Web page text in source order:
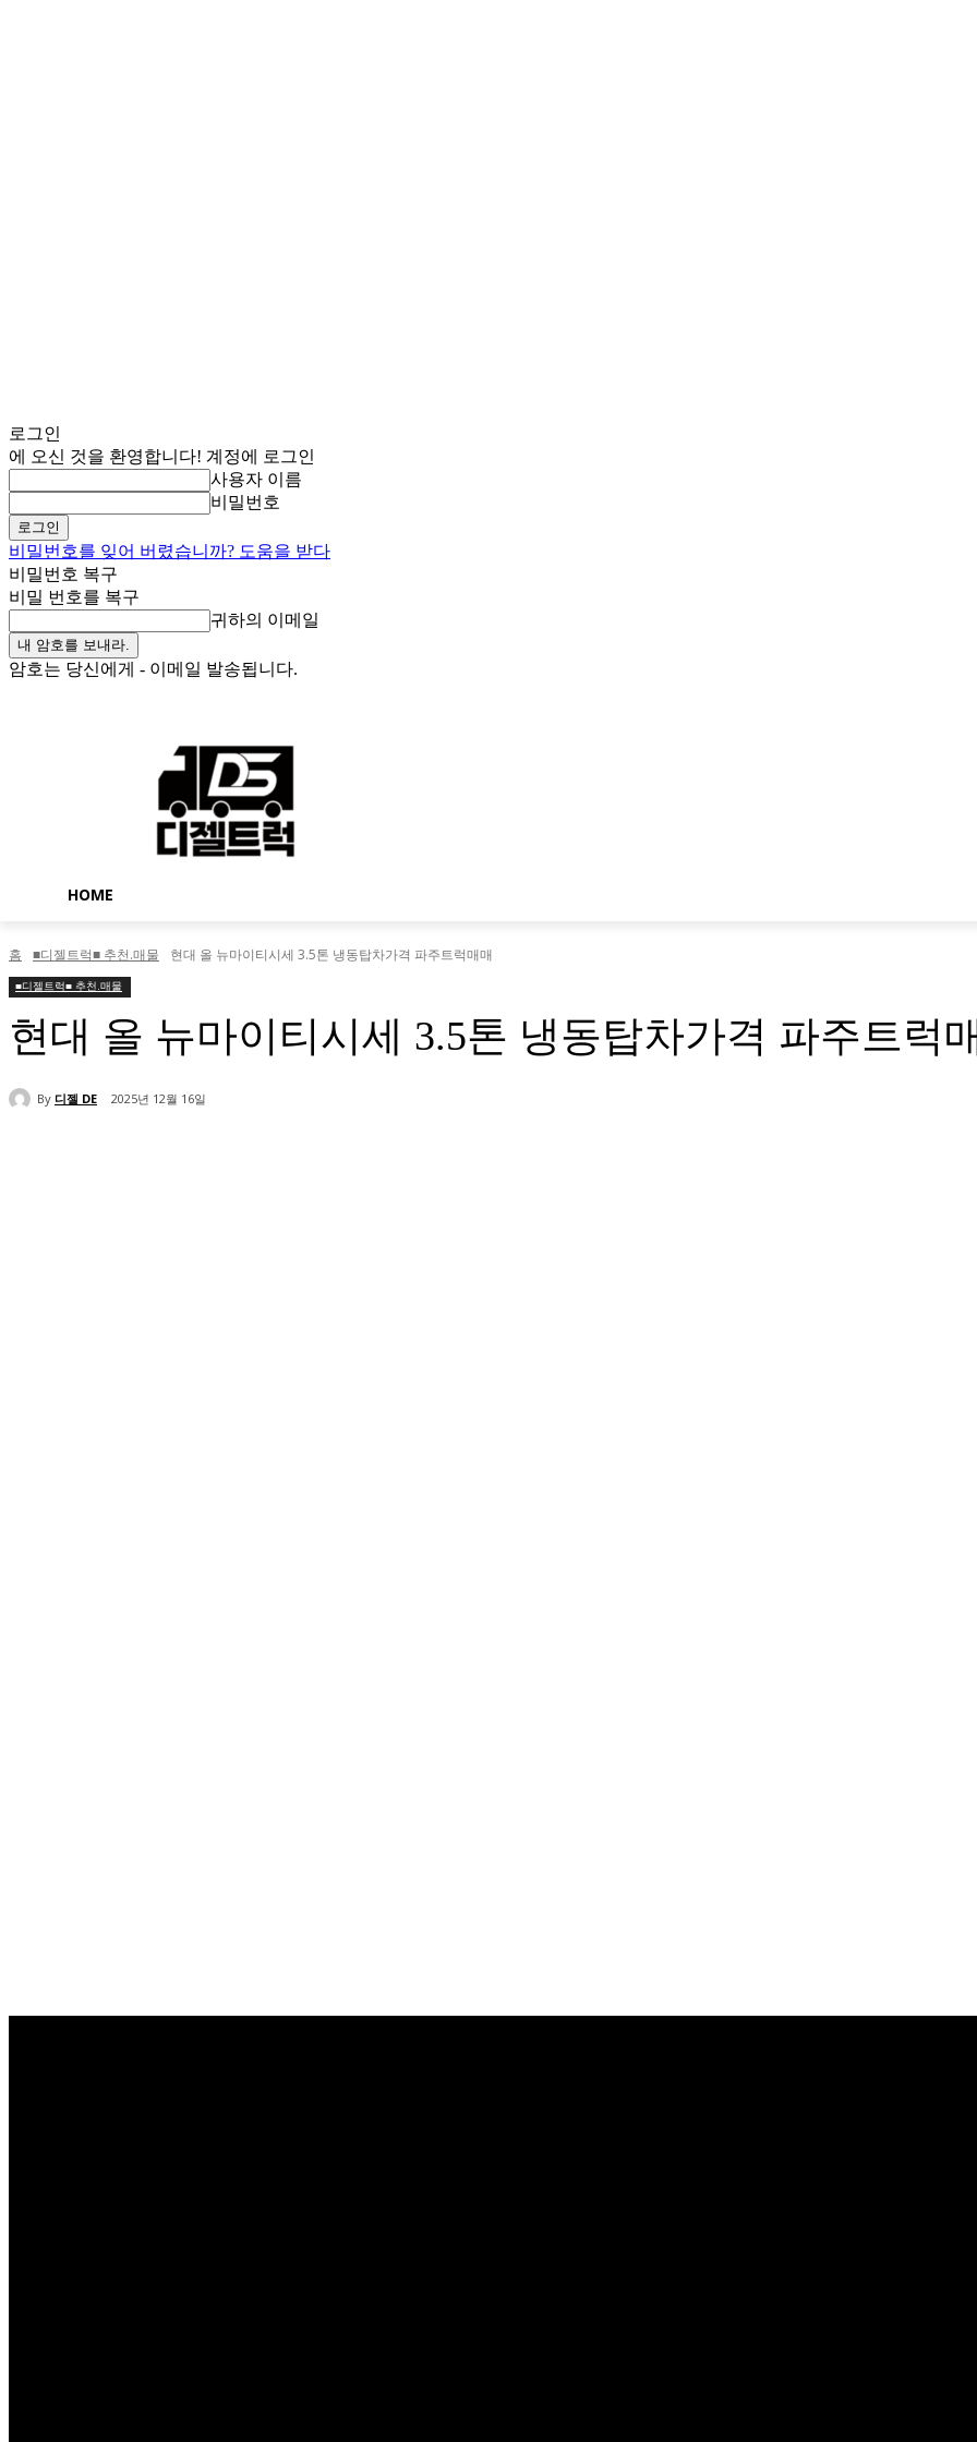
로그인
에 오신 것을 환영합니다! 계정에 로그인
사용자 이름
비밀번호
비밀번호를 잊어 버렸습니까? 도움을 받다
비밀번호 복구
비밀 번호를 복구
귀하의 이메일
암호는 당신에게 - 이메일 발송됩니다.
HOME
홈 ■디젤트럭■ 추천.매물 현대 올 뉴마이티시세 3.5톤 냉동탑차가격 파주트럭매매
■디젤트럭■ 추천.매물
현대 올 뉴마이티시세 3.5톤 냉동탑차가격 파주트럭
By 디젤 DE 2025년 12월 16일